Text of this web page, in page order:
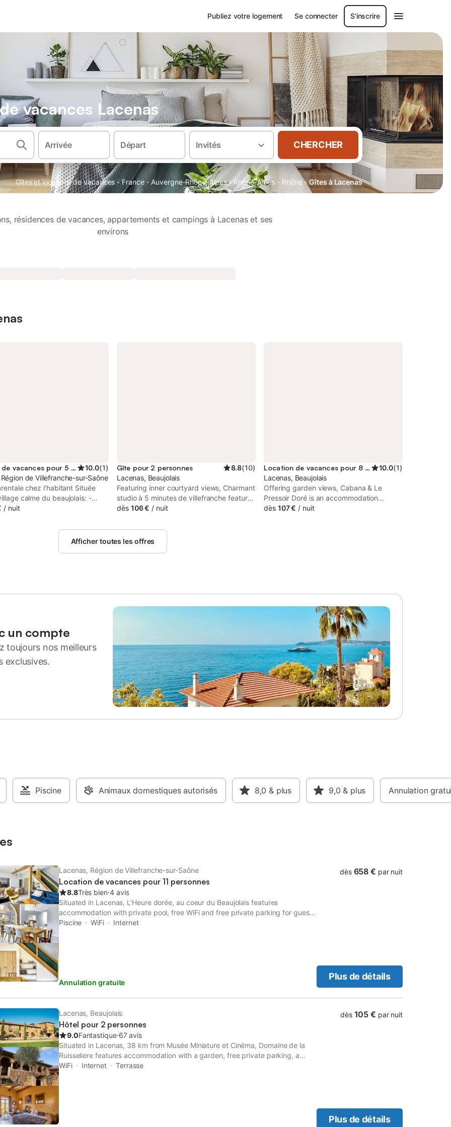
Publiez votre logement Se connecter S'inscrire
vacances Lacenas
Arrivée Départ Invités CHERCHER
Gîtes et locations de vacances · France · Auvergne-Rhône-Alpes · Rhône-Alpes · Rhône · Gîtes à Lacenas
résidences de vacances, appartements et campings à Lacenas et ses
environs
Location de vacances pour 5 personnes 10.0(1)
de Villefranche-sur-Saône
chez l'habitant Située
calme du beaujolais: -
mins en voiture du centre ville
Lyon centre - à 10 mins de l'A6
des domaines de mariage : 5
canapé convertible(2
et d'un lit simple
Parking dans une cour et
/ nuit
Gîte pour 2 personnes 8.8(10)
Lacenas, Beaujolais
Featuring inner courtyard views, Charmant
studio à 5 minutes de villefranche features
accommodation with a terrace, around 38
dès 106 € / nuit
Location de vacances pour 8 personnes 10.0(1)
Lacenas, Beaujolais
Offering garden views, Cabana & Le
Pressoir Doré is an accommodation
located in Lacenas, 38 km from Lyon
dès 107 € / nuit
Afficher toutes les offres
un compte
toujours nos meilleurs
exclusives.
Piscine Animaux domestiques autorisés 8,0 & plus 9,0 & plus Annulation
Lacenas, Région de Villefranche-sur-Saône
Location de vacances pour 11 personnes
8.8Très bien⋅4 avis
Situated in Lacenas, L'Heure dorée, au coeur du Beaujolais features
accommodation with private pool, free WiFi and free private parking for guests
who drive. Featuring a garden, the property is located within 40 km of Lyon
Piscine WiFi Internet
Annulation gratuite
dès 658 € par nuit
Plus de détails
Lacenas, Beaujolais
Hôtel pour 2 personnes
9.0Fantastique⋅67 avis
Situated in Lacenas, 38 km from Musée Miniature et Cinéma, Domaine de la
Ruisseliere features accommodation with a garden, free private parking, a
shared lounge and a terrace.
WiFi Internet Terrasse
dès 105 € par nuit
Plus de détails